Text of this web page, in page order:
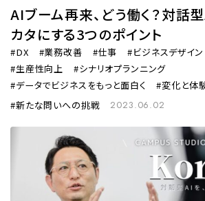
AIブーム再来、どう働く？対話
カタにする3つのポイント
DX 業務改善 仕事 ビジネスデザイン
生産性向上
シナリオプランニング
データでビジネスをもっと面白く
変化と体
新たな問いへの挑戦
2023.06.02